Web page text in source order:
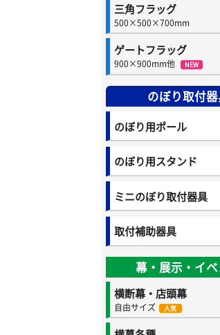
三角フラッグ
500×500×700mm
ゲートフラッグ
900×900mm他 NEW
のぼり取付
のぼり用ポール
のぼり用スタンド
ミニのぼり取付器具
取付補助器具
幕・展示・イ
横断幕・店頭幕
自由サイズ 人気